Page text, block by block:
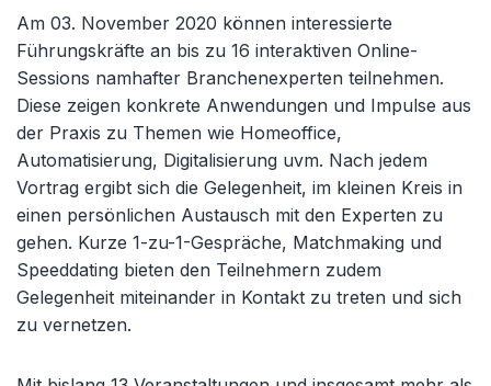
Am 03. November 2020 können interessierte
Führungskräfte an bis zu 16 interaktiven Online-
Sessions namhafter Branchenexperten teilnehmen.
Diese zeigen konkrete Anwendungen und Impulse aus
der Praxis zu Themen wie Homeoffice,
Automatisierung, Digitalisierung uvm. Nach jedem
Vortrag ergibt sich die Gelegenheit, im kleinen Kreis in
einen persönlichen Austausch mit den Experten zu
gehen. Kurze 1-zu-1-Gespräche, Matchmaking und
Speeddating bieten den Teilnehmern zudem
Gelegenheit miteinander in Kontakt zu treten und sich
zu vernetzen.